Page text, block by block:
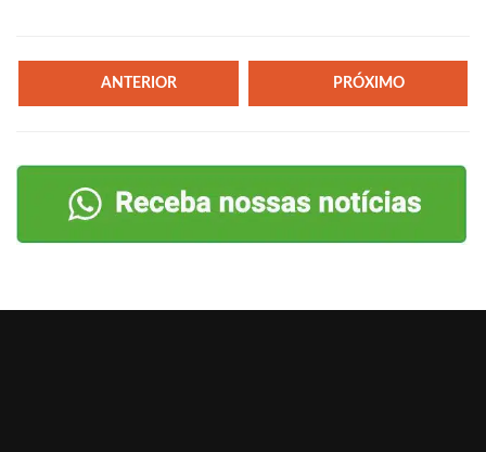
ANTERIOR PRÓXIMO